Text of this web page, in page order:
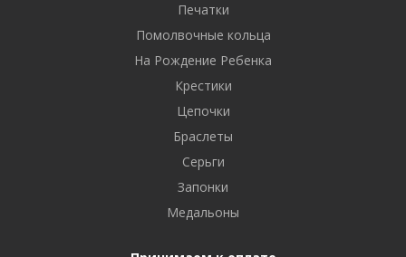
Печатки
Помолвочные кольца
На Рождение Ребенка
Крестики
Цепочки
Браслеты
Серьги
Запонки
Медальоны